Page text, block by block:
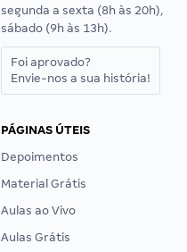
segunda a sexta (8h às 20h),
sábado (9h às 13h).
Foi aprovado?
Envie-nos a sua história!
PÁGINAS ÚTEIS
Depoimentos
Material Grátis
Aulas ao Vivo
Aulas Grátis